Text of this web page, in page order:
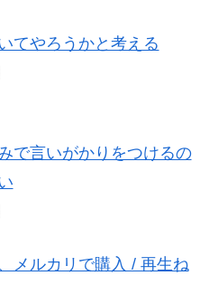
てやろうかと考える
で言いがかりをつけるの
メルカリで購入 / 再生ね